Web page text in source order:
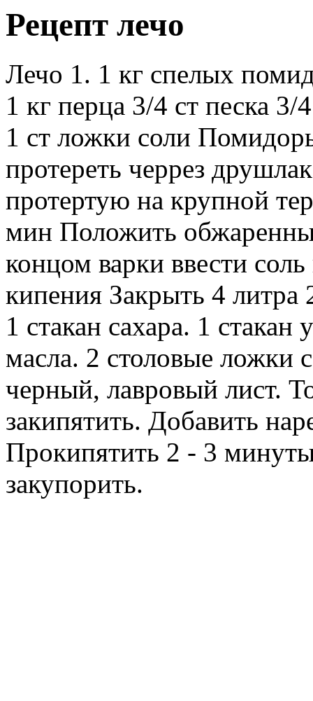
Рецепт лечо
Лечо 1. 1 кг спелых
1 кг перца 3/4 ст песка 3/
1 ст ложки соли
протереть черрез
протертую на крупной
мин Положить
концом варки ввести
кипения Закрыть 4 литра
1 стакан сахара. 1 стакан
масла. 2 столовые ложки
черный, лавровый лист.
закипятить. Добавить
Прокипятить 2 - 3
закупорить.